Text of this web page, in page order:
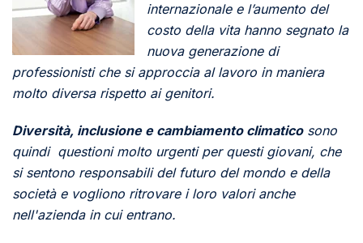
internazionale e l’aumento del
costo della vita hanno segnato la
nuova generazione di
professionisti che si approccia al lavoro in maniera
molto diversa rispetto ai genitori.
Diversità, inclusione e cambiamento climaticosono
quindi questioni molto urgenti per questi giovani, che
si sentono responsabili del futuro del mondo e della
società e vogliono ritrovare i loro valori anche
nell'azienda in cui entrano.